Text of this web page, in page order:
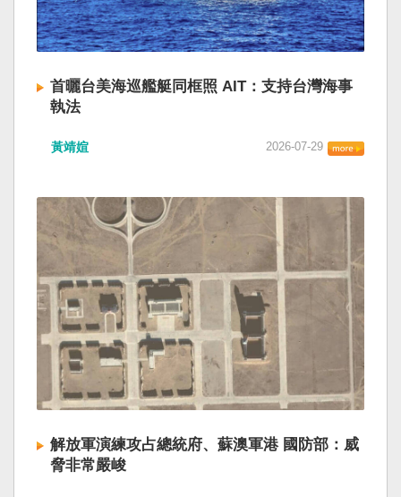
首曬台美海巡艦艇同框照 AIT：支持台灣海事
執法
黃靖媗 2026-07-29
解放軍演練攻占總統府、蘇澳軍港 國防部：威
脅非常嚴峻